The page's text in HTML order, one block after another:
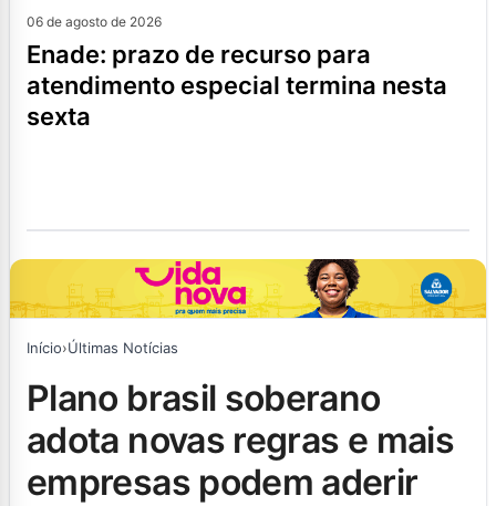
06 de agosto de 2026
enade: prazo de recurso para
atendimento especial termina nesta
sexta
Início›Últimas Notícias
plano brasil soberano
adota novas regras e mais
empresas podem aderir